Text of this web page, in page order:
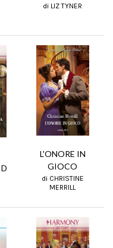
di LIZ TYNER
L'ONORE IN
GIOCO
di CHRISTINE
MERRILL